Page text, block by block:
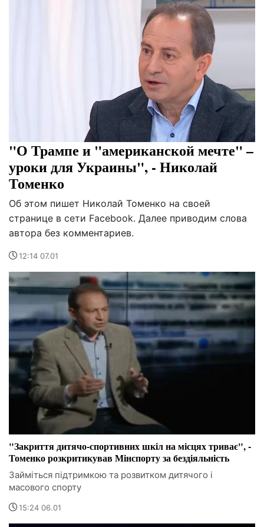
"О Трампе и "американской мечте" –
уроки для Украины", - Николай
Томенко
Об этом пишет Николай Томенко на своей
странице в сети Facebook. Далее приводим слова
автора без комментариев.
12:14 07.01
"Закриття дитячо-спортивних шкіл на місцях триває", -
Томенко розкритикував Мінспорту за бездіяльність
Займіться підтримкою та розвитком дитячого і
масового спорту
15:24 06.01